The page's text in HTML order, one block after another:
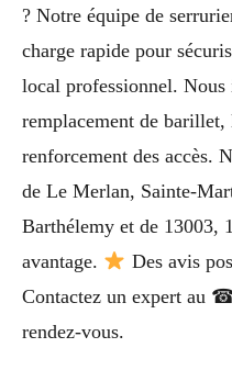
? Notre équipe de
charge rapide pour
local professionnel.
remplacement de
renforcement des accès.
de Le Merlan, Sainte-
Barthélemy et de 13003,
avantage.
Des avis
Contactez un expert au
rendez-vous.